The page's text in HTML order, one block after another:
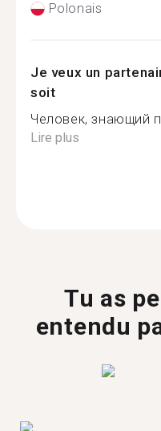
Polonais
Je veux un
soit
Человек, знающий
Lire plus
Tu as
entendu